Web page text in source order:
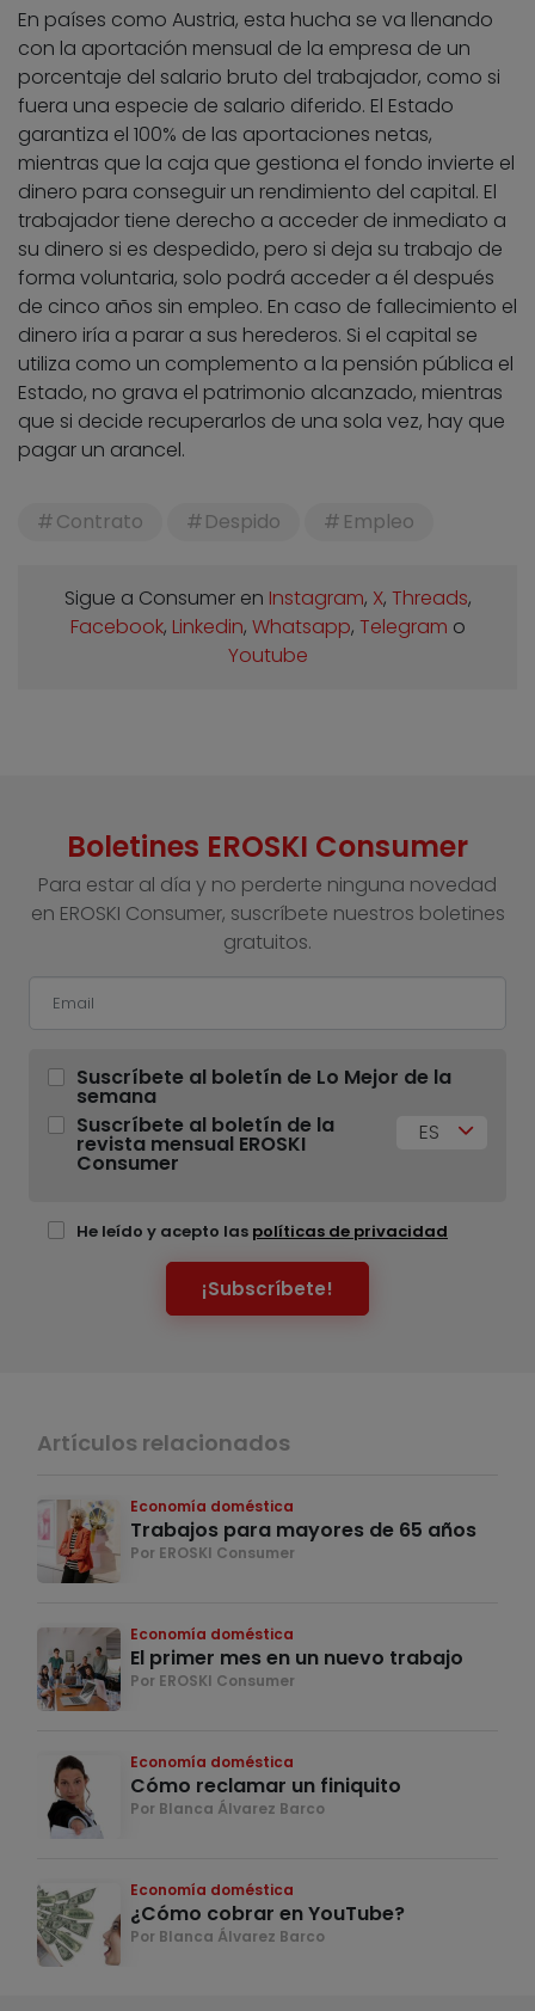
En países como Austria, esta hucha se va llenando
con la aportación mensual de la empresa de un
porcentaje del salario bruto del trabajador, como si
fuera una especie de salario diferido. El Estado
garantiza el 100% de las aportaciones netas,
mientras que la caja que gestiona el fondo invierte el
dinero para conseguir un rendimiento del capital. El
trabajador tiene derecho a acceder de inmediato a
su dinero si es despedido, pero si deja su trabajo de
forma voluntaria, solo podrá acceder a él después
de cinco años sin empleo. En caso de fallecimiento el
dinero iría a parar a sus herederos. Si el capital se
utiliza como un complemento a la pensión pública el
Estado, no grava el patrimonio alcanzado, mientras
que si decide recuperarlos de una sola vez, hay que
pagar un arancel.
Contrato Despido Empleo
Sigue a Consumer en Instagram, X, Threads,
Facebook, Linkedin, Whatsapp, Telegram o
Youtube
Boletines EROSKI Consumer
Para estar al día y no perderte ninguna novedad
en EROSKI Consumer, suscríbete nuestros boletines
gratuitos.
Suscríbete al boletín de Lo Mejor de la
semana
Suscríbete al boletín de la
revista mensual EROSKI
Consumer
ES
He leído y acepto las políticas de privacidad
¡Subscríbete!
Artículos relacionados
Economía doméstica
Trabajos para mayores de 65 años
Por EROSKI Consumer
Economía doméstica
El primer mes en un nuevo trabajo
Por EROSKI Consumer
Economía doméstica
Cómo reclamar un finiquito
Por Blanca Álvarez Barco
Economía doméstica
¿Cómo cobrar en YouTube?
Por Blanca Álvarez Barco